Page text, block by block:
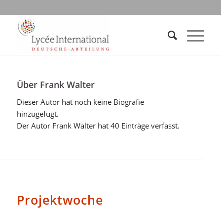
Über Frank Walter
Dieser Autor hat noch keine Biografie
hinzugefügt.
Der Autor Frank Walterhat 40 Einträge verfasst.
Projektwoche